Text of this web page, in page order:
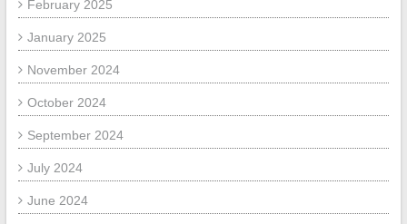
February 2025
January 2025
November 2024
October 2024
September 2024
July 2024
June 2024